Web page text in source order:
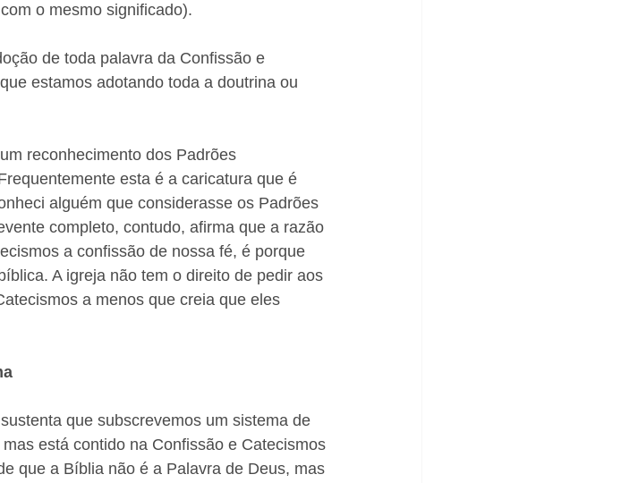
o mesmo significado).
de toda palavra da Confissão e
estamos adotando toda a doutrina ou
reconhecimento dos Padrões
esta é a caricatura que é
alguém que considerasse os Padrões
completo, contudo, afirma que a razão
a confissão de nossa fé, é porque
A igreja não tem o direito de pedir aos
a menos que creia que eles
que subscrevemos um sistema de
está contido na Confissão e Catecismos
que a Bíblia não é a Palavra de Deus, mas